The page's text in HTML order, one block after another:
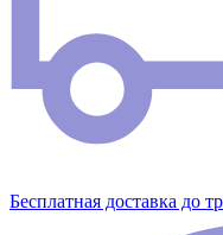
Бесплатная доставка до